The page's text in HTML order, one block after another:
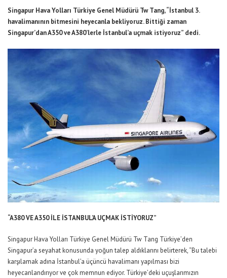
Singapur Hava Yolları Türkiye Genel Müdürü Tw Tang, “İstanbul 3.
havalimanının bitmesini heyecanla bekliyoruz. Bittiği zaman
Singapur’dan A350 ve A380’lerle İstanbul’a uçmak istiyoruz” dedi.
“A380 VE A350 İLE İSTANBUL’A UÇMAK İSTİYORUZ”
Singapur Hava Yolları Türkiye Genel Müdürü Tw Tang Türkiye’den
Singapur’a seyahat konusunda yoğun talep aldıklarını belirterek, “Bu talebi
karşılamak adına İstanbul’a üçüncü havalimanı yapılması bizi
heyecanlandırıyor ve çok memnun ediyor. Türkiye’deki uçuşlarımızın